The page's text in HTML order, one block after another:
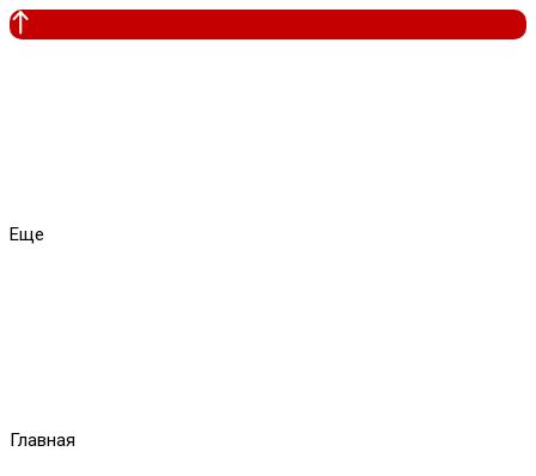
Еще
Главная